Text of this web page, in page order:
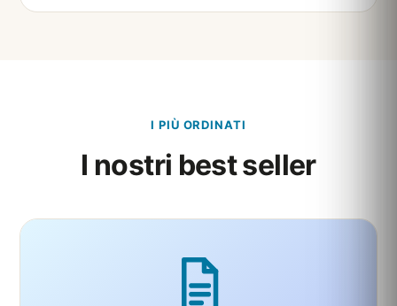
I PIÙ ORDINATI
I nostri best seller